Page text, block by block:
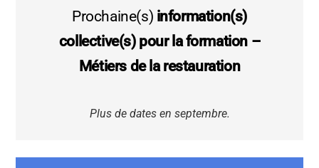
Prochaine(s) information(s)
collective(s) pour la formation –
Métiers de la restauration
Plus de dates en septembre.